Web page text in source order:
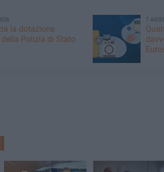
la dotazione
Polizia di Stato
7